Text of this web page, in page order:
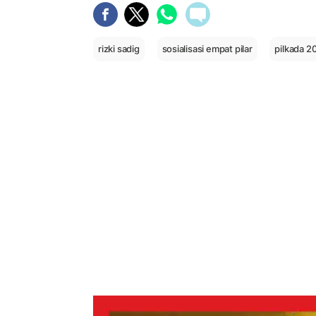
rizki sadig sosialisasi empat pilar pilkada